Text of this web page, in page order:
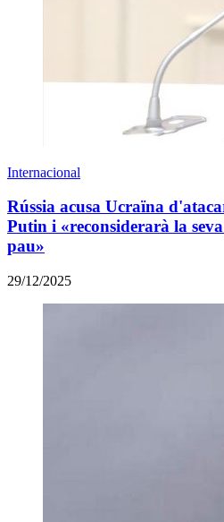
Internacional
Rússia acusa Ucraïna
Putin i «reconsiderarà la
pau»
29/12/2025